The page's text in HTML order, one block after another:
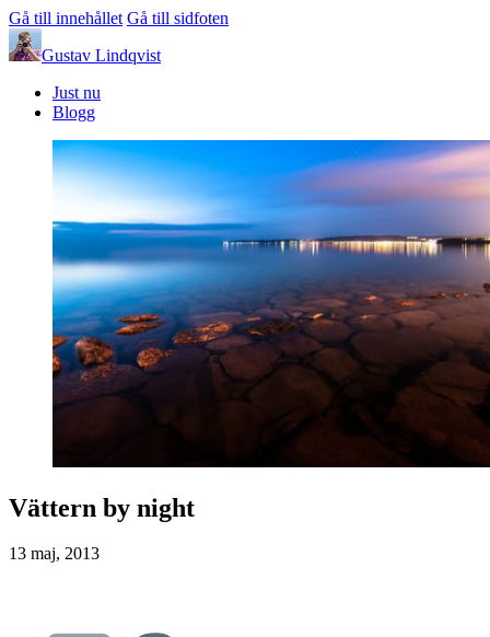
Gå till innehållet Gå till sidfoten
Gustav Lindqvist
Just nu
Blogg
Vättern by night
13 maj, 2013